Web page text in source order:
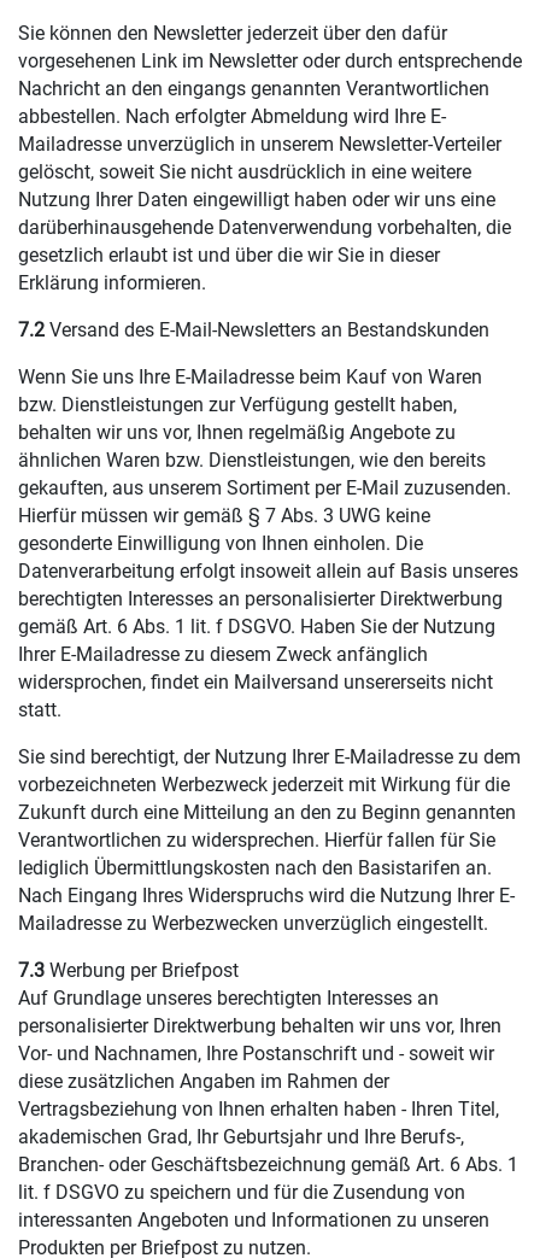
Sie können den Newsletter jederzeit über den dafür
vorgesehenen Link im Newsletter oder durch entsprechende
Nachricht an den eingangs genannten Verantwortlichen
abbestellen. Nach erfolgter Abmeldung wird Ihre E-
Mailadresse unverzüglich in unserem Newsletter-Verteiler
gelöscht, soweit Sie nicht ausdrücklich in eine weitere
Nutzung Ihrer Daten eingewilligt haben oder wir uns eine
darüberhinausgehende Datenverwendung vorbehalten, die
gesetzlich erlaubt ist und über die wir Sie in dieser
Erklärung informieren.
7.2 Versand des E-Mail-Newsletters an Bestandskunden
Wenn Sie uns Ihre E-Mailadresse beim Kauf von Waren
bzw. Dienstleistungen zur Verfügung gestellt haben,
behalten wir uns vor, Ihnen regelmäßig Angebote zu
ähnlichen Waren bzw. Dienstleistungen, wie den bereits
gekauften, aus unserem Sortiment per E-Mail zuzusenden.
Hierfür müssen wir gemäß § 7 Abs. 3 UWG keine
gesonderte Einwilligung von Ihnen einholen. Die
Datenverarbeitung erfolgt insoweit allein auf Basis unseres
berechtigten Interesses an personalisierter Direktwerbung
gemäß Art. 6 Abs. 1 lit. f DSGVO. Haben Sie der Nutzung
Ihrer E-Mailadresse zu diesem Zweck anfänglich
widersprochen, findet ein Mailversand unsererseits nicht
statt.
Sie sind berechtigt, der Nutzung Ihrer E-Mailadresse zu dem
vorbezeichneten Werbezweck jederzeit mit Wirkung für die
Zukunft durch eine Mitteilung an den zu Beginn genannten
Verantwortlichen zu widersprechen. Hierfür fallen für Sie
lediglich Übermittlungskosten nach den Basistarifen an.
Nach Eingang Ihres Widerspruchs wird die Nutzung Ihrer E-
Mailadresse zu Werbezwecken unverzüglich eingestellt.
7.3 Werbung per Briefpost
Auf Grundlage unseres berechtigten Interesses an
personalisierter Direktwerbung behalten wir uns vor, Ihren
Vor- und Nachnamen, Ihre Postanschrift und - soweit wir
diese zusätzlichen Angaben im Rahmen der
Vertragsbeziehung von Ihnen erhalten haben - Ihren Titel,
akademischen Grad, Ihr Geburtsjahr und Ihre Berufs-,
Branchen- oder Geschäftsbezeichnung gemäß Art. 6 Abs. 1
lit. f DSGVO zu speichern und für die Zusendung von
interessanten Angeboten und Informationen zu unseren
Produkten per Briefpost zu nutzen.